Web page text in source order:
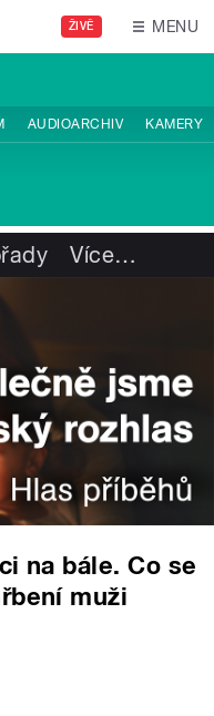
ŽIVĚ MENU
AUDIOARCHIV KAMERY
Více…
na bále. Co se
muži